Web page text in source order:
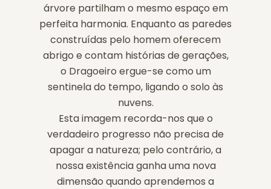
árvore partilham o mesmo espaço em
perfeita harmonia. Enquanto as paredes
construídas pelo homem oferecem
abrigo e contam histórias de gerações,
o Dragoeiro ergue-se como um
sentinela do tempo, ligando o solo às
nuvens.
Esta imagem recorda-nos que o
verdadeiro progresso não precisa de
apagar a natureza; pelo contrário, a
nossa existência ganha uma nova
dimensão quando aprendemos a